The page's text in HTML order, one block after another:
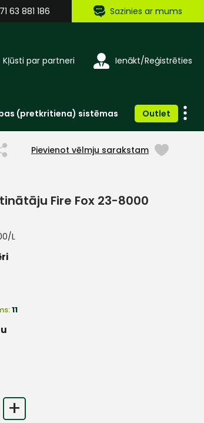
63 881 186 Sazinies ar mums
Kļūsti par partneri Ienākt/Reģistrēties
(pretkritiena) sistēmas Outlet
Pievienot vēlmju sarakstam
Fire Fox 23-8000
L
11
+